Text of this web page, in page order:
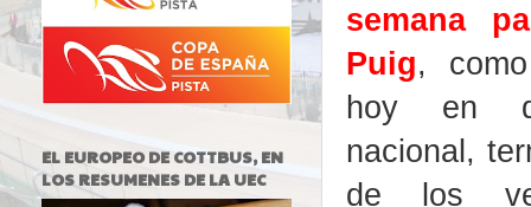
semana
Puig,
hoy en
nacional,
de los
EL EUROPEO DE COTTBUS, EN
LOS RESUMENES DE LA UEC